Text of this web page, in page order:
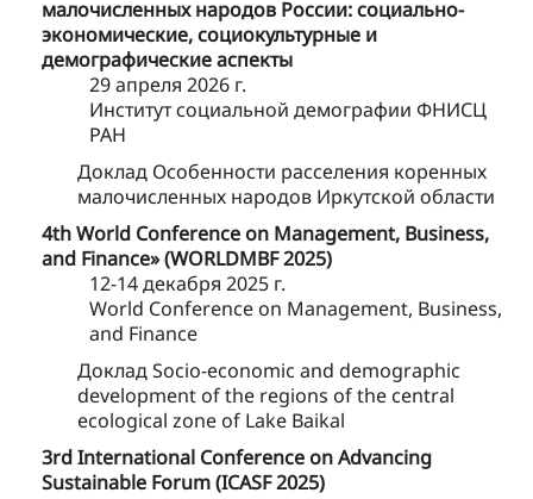
малочисленных народов России: социально-
экономические, социокультурные и
демографические аспекты
29 апреля 2026 г.
Институт социальной демографии ФНИСЦ
РАН
Доклад Особенности расселения коренных
малочисленных народов Иркутской области
4th World Conference on Management, Business,
and Finance» (WORLDMBF 2025)
12-14 декабря 2025 г.
World Conference on Management, Business,
and Finance
Доклад Socio-economic and demographic
development of the regions of the central
ecological zone of Lake Baikal
3rd International Conference on Advancing
Sustainable Forum (ICASF 2025)